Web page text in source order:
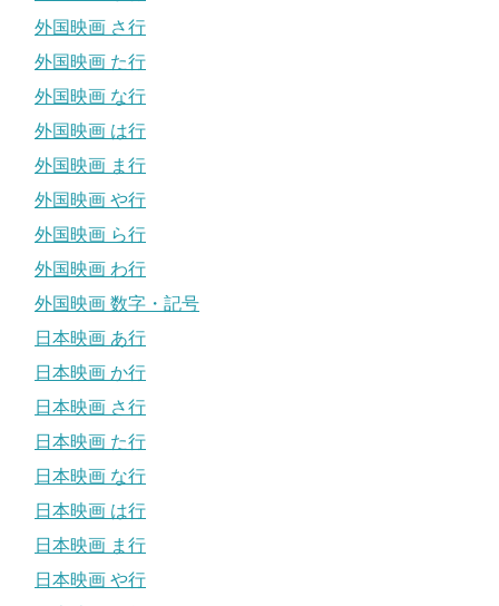
外国映画 さ行
外国映画 た行
外国映画 な行
外国映画 は行
外国映画 ま行
外国映画 や行
外国映画 ら行
外国映画 わ行
外国映画 数字・記号
日本映画 あ行
日本映画 か行
日本映画 さ行
日本映画 た行
日本映画 な行
日本映画 は行
日本映画 ま行
日本映画 や行